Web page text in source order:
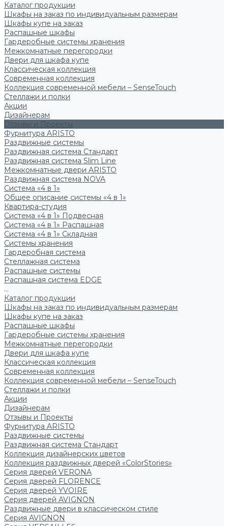
Каталог продукции
Шкафы на заказ по индивидуальным размерам
Шкафы купе на заказ
Распашные шкафы
Гардеробные системы хранения
Межкомнатные перегородки
Двери для шкафа купе
Классическая коллекция
Современная коллекция
Коллекция современной мебели – SenseTouch
Стеллажи и полки
Акции
Дизайнерам
Отзывы и Проекты
Фурнитура ARISTO
Раздвижные системы
Раздвижная система Стандарт
Раздвижная система Slim Line
Межкомнатные двери ARISTO
Раздвижная система NOVA
Система «4 в 1»
Общее описание системы «4 в 1»
Квартира-студия
Система «4 в 1» Подвесная
Система «4 в 1» Распашная
Система «4 в 1» Складная
Системы хранения
Гардеробная система
Стеллажная система
Распашные системы
Распашная система EDGE
...
Каталог продукции
Шкафы на заказ по индивидуальным размерам
Шкафы купе на заказ
Распашные шкафы
Гардеробные системы хранения
Межкомнатные перегородки
Двери для шкафа купе
Классическая коллекция
Современная коллекция
Коллекция современной мебели – SenseTouch
Стеллажи и полки
Акции
Дизайнерам
Отзывы и Проекты
Фурнитура ARISTO
Раздвижные системы
Раздвижная система Стандарт
Коллекция дизайнерских цветов
Коллекция раздвижных дверей «ColorStories»
Серия дверей VERONA
Серия дверей FLORENCE
Серия дверей YVOIRE
Серия дверей AVIGNON
Раздвижные двери в классическом стиле
Серия AVIGNON